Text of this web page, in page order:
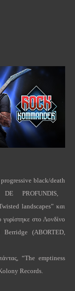
progressive black/death
DE PROFUNDIS,
landscapes” και
στο Λονδίνο
Berridge (ABORTED
“The emptiness
Records